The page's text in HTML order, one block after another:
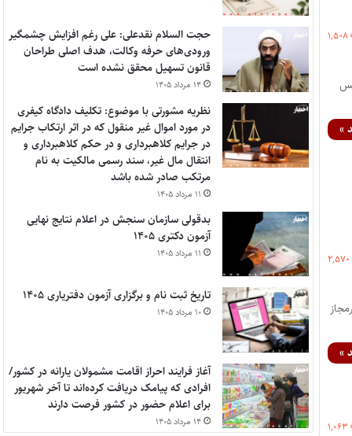
۱,۵۰۸
»
۲,۵۷۰
غیرمجاز
»
۱,۰۶۳
حجت السلام نقدعلی: علی رغم افزایش چشمگیر
ورودی‌های حرفه وکالت، هدف اصلی طراحان
قانون تسهیل محقق نشده است
۱۴ مرداد ۱۴۰۵
نظریه مشورتی با موضوع: تکلیف دادگاه کیفری
در مورد اموال غیر منقول که در اثر ارتکاب جرایم
در جرایم کلاهبرداری و در حکم کلاهبرداری و
انتقال مال غیر، سند رسمی مالکیت به نام
مرتکب صادر شده باشد
۱۱ مرداد ۱۴۰۵
بدقولی سازمان سنجش در اعلام نتایج نهایی
آزمون دکتری ۱۴۰۵
۱۱ مرداد ۱۴۰۵
تاریخ ثبت نام و برگزاری آزمون دفتریاری ۱۴۰۵
۱۰ مرداد ۱۴۰۵
آغاز فرایند احراز اقامت مشمولان یارانه در کشور/
افرادی که پیامک دریافت کرده‌اند تا آخر شهریور
برای اعلام حضور در کشور فرصت دارند
۱۴ مرداد ۱۴۰۵